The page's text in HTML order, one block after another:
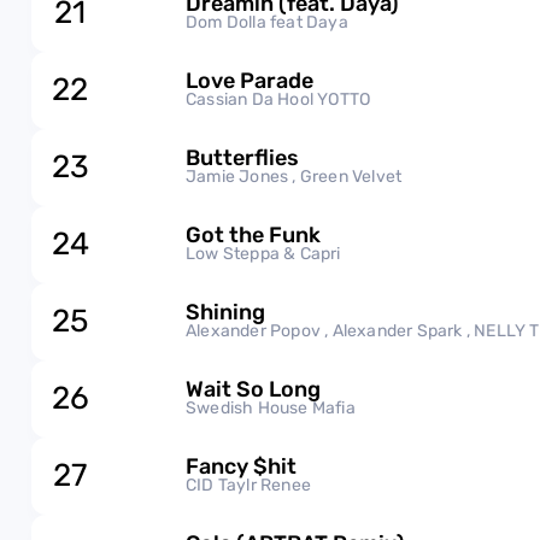
21 Dom Dolla feat Daya
22 Love Parade
Cassian Da Hool YOTTO
23 Butterflies
Jamie Jones , Green Velvet
24 Got the Funk
Low Steppa & Capri
25 Shining
Alexander Popov , Alexander Spark , NELLY
26 Wait So Long
Swedish House Mafia
27 Fancy $hit
CID Taylr Renee